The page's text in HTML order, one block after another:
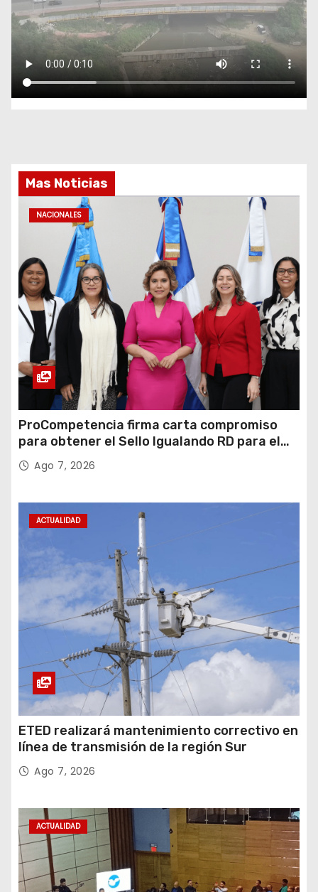
Mas Noticias
NACIONALES
ProCompetencia firma carta compromiso
para obtener el Sello Igualando RD para el
Sector Público
Ago 7, 2026
ACTUALIDAD
ETED realizará mantenimiento correctivo en
línea de transmisión de la región Sur
Ago 7, 2026
ACTUALIDAD